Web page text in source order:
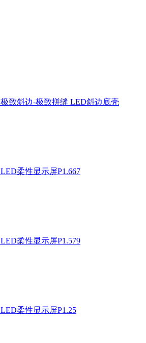
极致斜边-极致拼缝 LED斜边底壳
LED柔性显示屏P1.667
LED柔性显示屏P1.579
LED柔性显示屏P1.25